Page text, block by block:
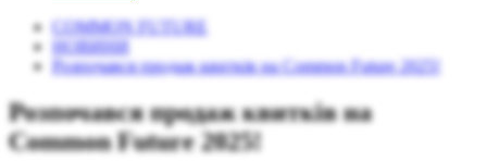
COMMON FUTURE
НОВИНИ
Розпочався продаж квитків на Common Future 2025!
Розпочався продаж квитків на
Common Future 2025!